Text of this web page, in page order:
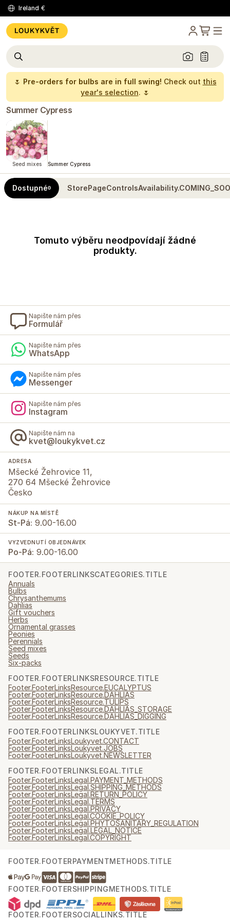
Ireland €
🌷 Pre-orders for bulbs are in full swing! Check out this
year's selection. 🌷
Summer Cypress
Seed mixes Summer Cypress
Dostupné0
Tomuto výběru neodpovídají žádné
produkty.
Napište nám přes
Formulář
Napište nám přes
WhatsApp
Napište nám přes
Messenger
Napište nám přes
Instagram
Napište nám na
kvet@loukykvet.cz
ADRESA
Mšecké Žehrovice 11,
270 64 Mšecké Žehrovice
Česko
NÁKUP NA MÍSTĚ
St-Pá: 9.00-16.00
VYZVEDNUTÍ OBJEDNÁVEK
Po-Pá: 9.00-16.00
FOOTER.FOOTERLINKSCATEGORIES.TITLE
Annuals
Bulbs
Chrysanthemums
Dahlias
Gift vouchers
Herbs
Ornamental grasses
Peonies
Perennials
Seed mixes
Seeds
Six-packs
FOOTER.FOOTERLINKSRESOURCE.TITLE
Footer.FooterLinksResource.EUCALYPTUS
Footer.FooterLinksResource.DAHLIAS
Footer.FooterLinksResource.TULIPS
Footer.FooterLinksResource.DAHLIAS_STORAGE
Footer.FooterLinksResource.DAHLIAS_DIGGING
FOOTER.FOOTERLINKSLOUKYVET.TITLE
Footer.FooterLinksLoukyvet.CONTACT
Footer.FooterLinksLoukyvet.JOBS
Footer.FooterLinksLoukyvet.NEWSLETTER
FOOTER.FOOTERLINKSLEGAL.TITLE
Footer.FooterLinksLegal.PAYMENT_METHODS
Footer.FooterLinksLegal.SHIPPING_METHODS
Footer.FooterLinksLegal.RETURN_POLICY
Footer.FooterLinksLegal.TERMS
Footer.FooterLinksLegal.PRIVACY
Footer.FooterLinksLegal.COOKIE_POLICY
Footer.FooterLinksLegal.PHYTOSANITARY_REGULATION
Footer.FooterLinksLegal.LEGAL_NOTICE
Footer.FooterLinksLegal.COPYRIGHT
FOOTER.FOOTERPAYMENTMETHODS.TITLE
FOOTER.FOOTERSHIPPINGMETHODS.TITLE
FOOTER.FOOTERSOCIALLINKS.TITLE